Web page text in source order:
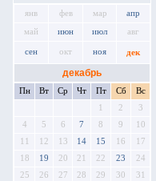
янв фев мар апр
май июн июл авг
сен окт ноя дек
декабрь
Пн Вт Ср Чт Пт Сб
Вс
1
2
3
4
5 6 7 8 9
10
11
12 13 14 15 16
17
18
19 20 21 22 23
24
25
26 27 28 29 30 31